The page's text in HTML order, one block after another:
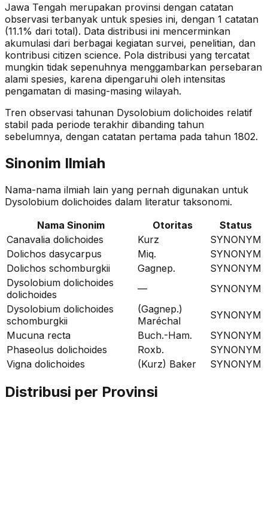
Jawa Tengah merupakan provinsi dengan catatan
observasi terbanyak untuk spesies ini, dengan 1 catatan
(11.1% dari total). Data distribusi ini mencerminkan
akumulasi dari berbagai kegiatan survei, penelitian, dan
kontribusi citizen science. Pola distribusi yang tercatat
mungkin tidak sepenuhnya menggambarkan persebaran
alami spesies, karena dipengaruhi oleh intensitas
pengamatan di masing-masing wilayah.
Tren observasi tahunan Dysolobium dolichoides relatif
stabil pada periode terakhir dibanding tahun
sebelumnya, dengan catatan pertama pada tahun 1802.
Sinonim Ilmiah
Nama-nama ilmiah lain yang pernah digunakan untuk
Dysolobium dolichoides dalam literatur taksonomi.
Nama Sinonim
Otoritas
Status
Canavalia dolichoides
Kurz
SYNONYM
Dolichos dasycarpus
Miq.
SYNONYM
Dolichos schomburgkii
Gagnep.
SYNONYM
Dysolobium dolichoides
dolichoides
—
SYNONYM
Dysolobium dolichoides
schomburgkii
(Gagnep.)
Maréchal
SYNONYM
Mucuna recta
Buch.-Ham.
SYNONYM
Phaseolus dolichoides
Roxb.
SYNONYM
Vigna dolichoides
(Kurz) Baker SYNONYM
Distribusi per Provinsi